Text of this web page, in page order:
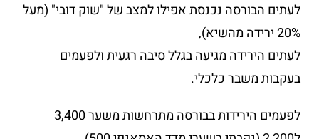
לעתים הבורסה נכנסת אפילו למצב של "שוק דובי" (מעל
20% ירידה מהשיא),
לעתים הירידה מגיעה בגלל סיבה רגעית ולפעמים
בעקבות משבר כלכלי.
לפעמים הירידות בבורסה מתרחשות משער 3,400